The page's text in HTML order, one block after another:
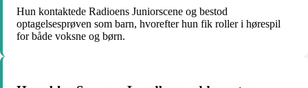
Hun kontaktede Radioens Juniorscene og bestod
optagelsesprøven som barn, hvorefter hun fik roller i hørespil
for både voksne og børn.